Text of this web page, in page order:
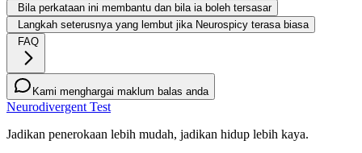
Bila perkataan ini membantu dan bila ia boleh tersasar
Langkah seterusnya yang lembut jika Neurospicy terasa biasa
FAQ
Kami menghargai maklum balas anda
Neurodivergent Test
Jadikan penerokaan lebih mudah, jadikan hidup lebih kaya.